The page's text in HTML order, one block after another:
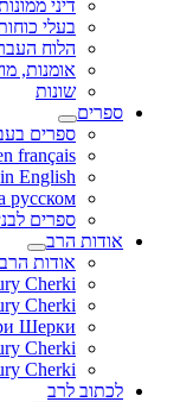
דיני
בעלי
הלוח
אומנות,
שונות
ספרים
ספרים
français
English
русском
ספרים
אודות הרב
אודות הרב
Cherki
Cherki
Шерки
Cherki
Cherki
לכתוב לרב